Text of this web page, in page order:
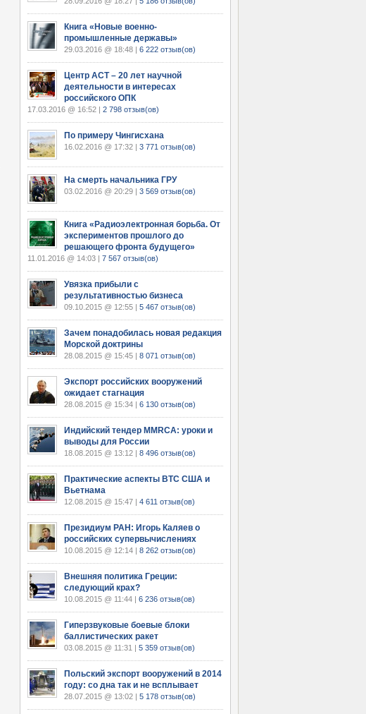
Книга «Новые военно-
промышленные державы»
29.03.2016 @ 18:48 | 6 222 отзыв(ов)
Центр АСТ – 20 лет научной
деятельности в интересах
российского ОПК
17.03.2016 @ 16:52 | 2 798 отзыв(ов)
По примеру Чингисхана
16.02.2016 @ 17:32 | 3 771 отзыв(ов)
На смерть начальника ГРУ
03.02.2016 @ 20:29 | 3 569 отзыв(ов)
Книга «Радиоэлектронная борьба. От
экспериментов прошлого до
решающего фронта будущего»
11.01.2016 @ 14:03 | 7 567 отзыв(ов)
Увязка прибыли с
результативностью бизнеса
09.10.2015 @ 12:55 | 5 467 отзыв(ов)
Зачем понадобилась новая редакция
Морской доктрины
28.08.2015 @ 15:45 | 8 071 отзыв(ов)
Экспорт российских вооружений
ожидает стагнация
28.08.2015 @ 15:34 | 6 130 отзыв(ов)
Индийский тендер MMRCA: уроки и
выводы для России
18.08.2015 @ 13:12 | 8 496 отзыв(ов)
Практические аспекты ВТС США и
Вьетнама
12.08.2015 @ 15:47 | 4 611 отзыв(ов)
Президиум РАН: Игорь Каляев о
российских супервычислениях
10.08.2015 @ 12:14 | 8 262 отзыв(ов)
Внешняя политика Греции:
следующий крах?
10.08.2015 @ 11:44 | 6 236 отзыв(ов)
Гиперзвуковые боевые блоки
баллистических ракет
03.08.2015 @ 11:31 | 5 359 отзыв(ов)
Польский экспорт вооружений в 2014
году: со дна так и не всплывает
28.07.2015 @ 13:02 | 5 178 отзыв(ов)